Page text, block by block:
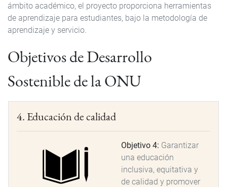
ámbito académico, el proyecto proporciona herramientas
de aprendizaje para estudiantes, bajo la metodología de
aprendizaje y servicio.
Objetivos de Desarrollo
Sostenible de la ONU
4. Educación de calidad
Objetivo 4: Garantizar
una educación
inclusiva, equitativa y
de calidad y promover